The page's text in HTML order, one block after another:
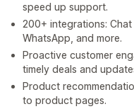
speed up support.
200+ integrations:
WhatsApp, and more.
Proactive customer
timely deals and
Product
to product pages.